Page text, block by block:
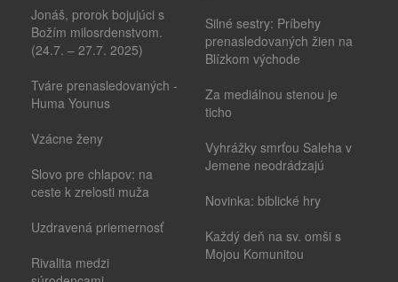
Jonáš, prorok bojujúci s
Božím milosrdenstvom.
(24.7. – 27.7. 2025)
Tváre prenasledovaných -
Huma Younus
Vzácne ženy
Slovo pre chlapov: na
ceste k zrelosti muža
Uzdravená priemernosť
Rivalita medzi
Silné sestry: Príbehy
prenasledovaných žien na
Blízkom východe
Za mediálnou stenou je
ticho
Vyhrážky smrťou Saleha v
Jemene neodrádzajú
Novinka: biblické hry
Každý deň na sv. omši s
Mojou Komunitou